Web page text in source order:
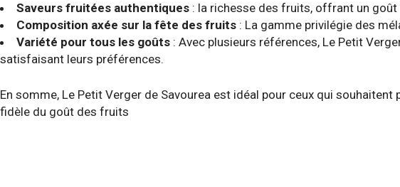
Saveurs fruitées authentiques : la richesse des fruits, offrant un goût
Composition axée sur la fête des fruits : La gamme privilégie des
Variété pour tous les goûts : Avec plusieurs références, Le Petit
satisfaisant leurs préférences.
En somme, Le Petit Verger de Savourea est idéal pour ceux qui
fidèle du goût des fruits